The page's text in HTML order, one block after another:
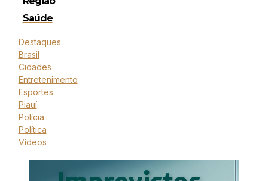
Saúde
Destaques
Brasil
Cidades
Entretenimento
Esportes
Piauí
Polícia
Política
Vídeos